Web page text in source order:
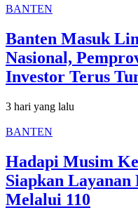
BANTEN
Banten Masuk
Nasional,
Investor Terus
3 hari yang lalu
BANTEN
Hadapi Musim
Siapkan
Melalui 110